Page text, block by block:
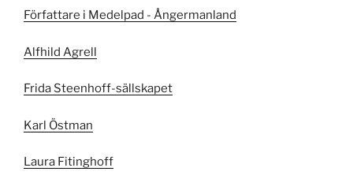
Författare i Medelpad - Ångermanland
Alfhild Agrell
Frida Steenhoff-sällskapet
Karl Östman
Laura Fitinghoff